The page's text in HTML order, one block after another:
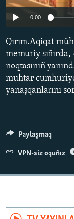
Русский
QOŞULIÑIZ!
0:00
Qırım.Aqiqat
memuriy
noqtasınıñ
muhtar
yanaşqanlarını
Paylaşmaq
VPN-siz oquñız